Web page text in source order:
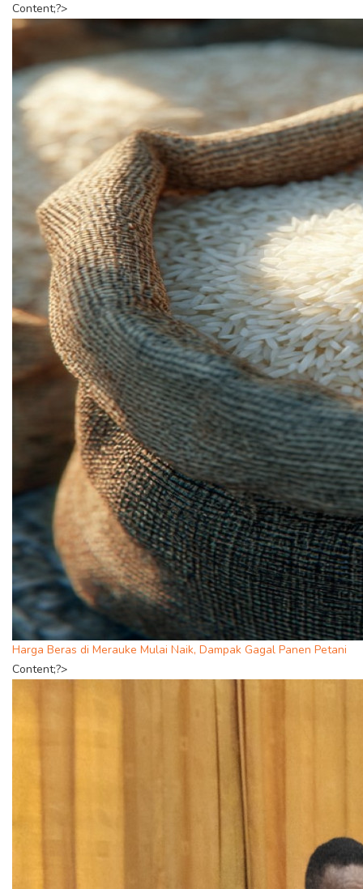
Content;?>
Harga Beras di Merauke Mulai Naik, Dampak Gagal Panen Petani
Content;?>